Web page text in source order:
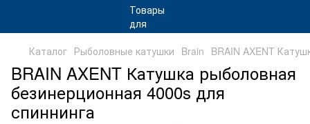
Каталог Рыболовные катушки Brain BRAIN AXENT
BRAIN AXENT Катушка рыболовная
безинерционная 4000s для
спиннинга